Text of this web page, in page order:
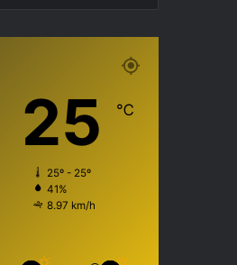
25 ℃
25º - 25º
41%
8.97 km/h